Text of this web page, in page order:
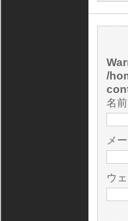
/
名前
メ
ウ